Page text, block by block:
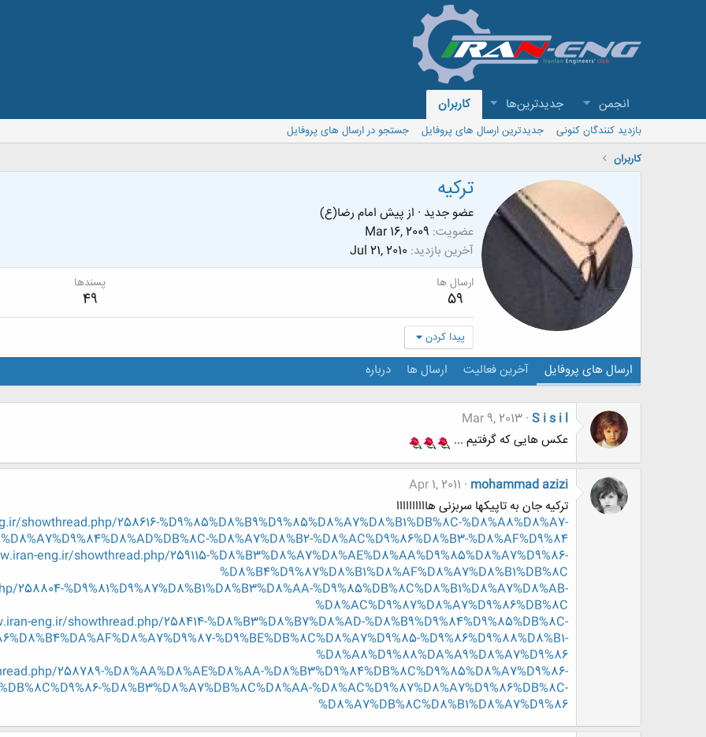
انجمن جدیدترین‌ها کاربران
بازدید کنندگان کنونی جدیدترین ارسال های پروفایل
جستجو در ارسال های پروفایل
کاربران
ترکیه
عضو جدید · از پیش امام رضا(ع)
عضویت Mar 16, 2009
آخرین بازدید Jul 21, 2010
ارسال ها
59
پسندها
49
پیدا کردن
ارسال های پروفایل آخرین فعالیت ارسال ها درباره
S i s i l
Mar 9, 2013
عکس هایی که گرفتیم ...
mohammad azizi
Apr 1, 2011
ترکیه جان به تاپیکها سربزنی هاااااااااا
258616-%D9%85%D8%B9%D9%85%D8%A7%D8%B1%DB%8C-%D8%A8%D8%A7-
%D8%A7%D8%B2-%D8%AC%D9%86%D8%B3-%D8%AF%D9%84
eng.ir/showthread.php/259115-%D8%B3%D8%A7%D8%AE%D8%AA%D9%85%D8%A7%D9%86-
%D8%B4%D9%87%D8%B1%D8%AF%D8%A7%D8%B1%DB%8C
%D9%81%D9%87%D8%B1%D8%B3%D8%AA-%D9%85%DB%8C%D8%B1%D8%A7%D8%AB-
%D8%AC%D9%87%D8%A7%D9%86%DB%8C
eng.ir/showthread.php/258414-%D8%B3%D8%B7%D8%AD-%D8%B9%D9%84%D9%85%DB%8C-
%D9%BE%DB%8C%D8%A7%D9%85-%D9%86%D9%88%D8%B1-
%D8%A8%D9%88%DA%A9%D8%A7%D9%86
258789-%D8%AA%D8%AE%D8%AA-%D8%B3%D9%84%DB%8C%D9%85%D8%A7%D9%86-
%D8%B3%D8%A7%DB%8C%D8%AA-%D8%AC%D9%87%D8%A7%D9%86%DB%8C-
%D8%A7%DB%8C%D8%B1%D8%A7%D9%86